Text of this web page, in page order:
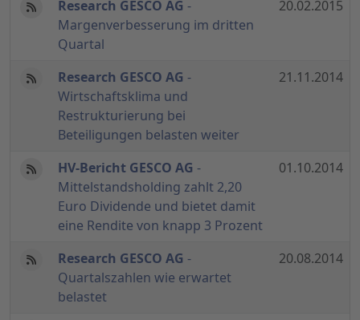
Research GESCO AG -
Margenverbesserung im dritten
Quartal
20.02.2015
Research GESCO AG -
Wirtschaftsklima und
Restrukturierung bei
Beteiligungen belasten weiter
21.11.2014
HV-Bericht GESCO AG -
Mittelstandsholding zahlt 2,20
Euro Dividende und bietet damit
eine Rendite von knapp 3 Prozent
01.10.2014
Research GESCO AG -
Quartalszahlen wie erwartet
belastet
20.08.2014